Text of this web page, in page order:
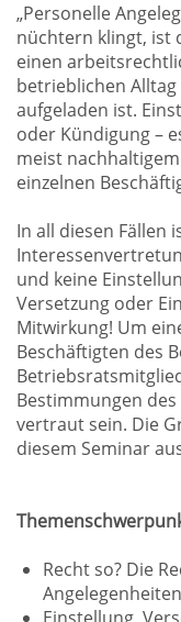
„Personelle
nüchtern klingt, ist
einen
betrieblichen
aufgeladen ist.
oder Kündigung –
meist
einzelnen
In all diesen Fällen
und keine
Versetzung oder
Mitwirkung! Um
Beschäftigten des
Bestimmungen
vertraut sein. Die
diesem Seminar
Recht so? Die
Angelegenheiten